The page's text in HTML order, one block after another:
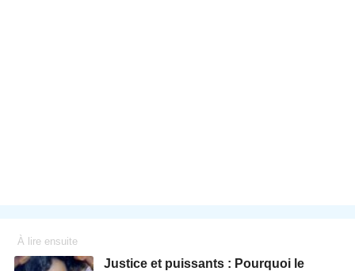
À lire ensuite
Justice et puissants : Pourquoi le